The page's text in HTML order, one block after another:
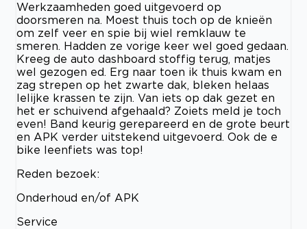
Werkzaamheden goed uitgevoerd op
doorsmeren na. Moest thuis toch op de knieën
om zelf veer en spie bij wiel remklauw te
smeren. Hadden ze vorige keer wel goed gedaan.
Kreeg de auto dashboard stoffig terug, matjes
wel gezogen ed. Erg naar toen ik thuis kwam en
zag strepen op het zwarte dak, bleken helaas
lelijke krassen te zijn. Van iets op dak gezet en
het er schuivend afgehaald? Zoiets meld je toch
even! Band keurig gerepareerd en de grote beurt
en APK verder uitstekend uitgevoerd. Ook de e
bike leenfiets was top!
Reden bezoek:
Onderhoud en/of APK
Service